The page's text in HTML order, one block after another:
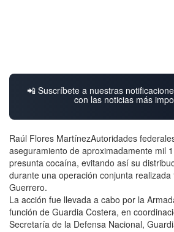
📲 Suscríbete a nuestras
con las noticias más
Raúl Flores MartínezAutoridades
aseguramiento de aproximadamente mil
presunta cocaína, evitando así su
durante una operación conjunta
Guerrero.
La acción fue llevada a cabo por la
función de Guardia Costera, en
Secretaría de la Defensa Nacional,